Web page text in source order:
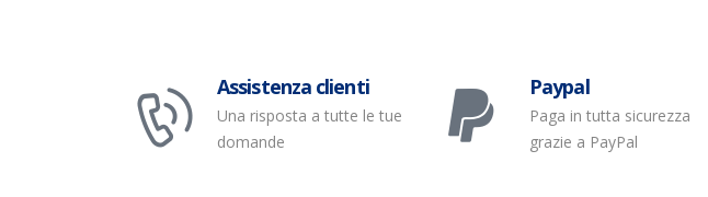
Assistenza clienti
Una risposta a tutte le tue
domande
Paypal
Paga in tutta sicurezza
grazie a PayPal